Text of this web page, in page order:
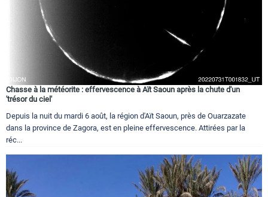
Chasse à la météorite : effervescence à Aït Saoun après la chute d'un
'trésor du ciel'
Depuis la nuit du mardi 6 août, la région d'Aït Saoun, près de Ouarzazate
dans la province de Zagora, est en pleine effervescence. Attirées par la
réc...